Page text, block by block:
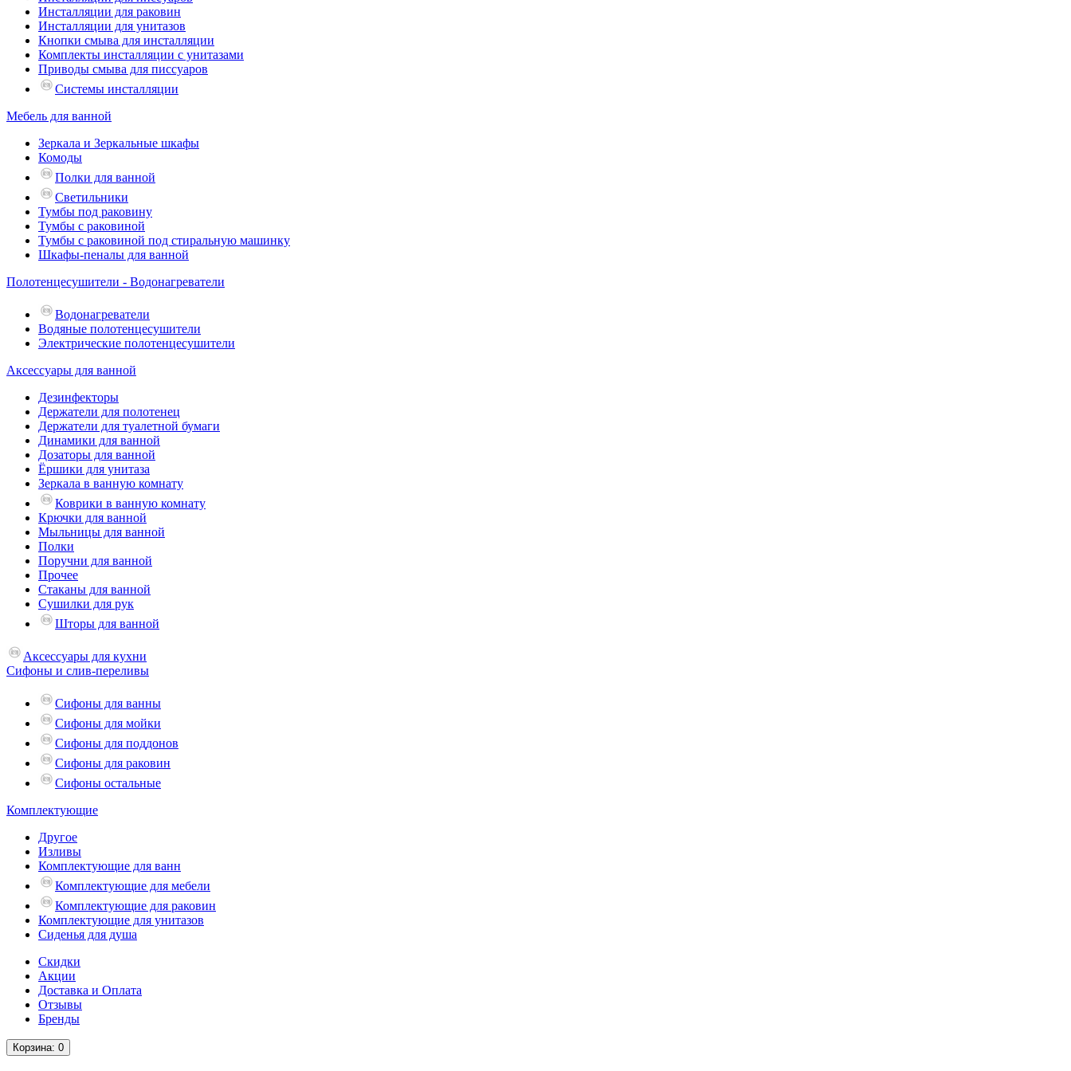
Инсталляции для раковин
Инсталляции для унитазов
Кнопки смыва для инсталляции
Комплекты инсталляции с унитазами
Приводы смыва для писсуаров
Системы инсталляции
Мебель для ванной
Зеркала и Зеркальные шкафы
Комоды
Полки для ванной
Светильники
Тумбы под раковину
Тумбы с раковиной
Тумбы с раковиной под стиральную машинку
Шкафы-пеналы для ванной
Полотенцесушители - Водонагреватели
Водонагреватели
Водяные полотенцесушители
Электрические полотенцесушители
Аксессуары для ванной
Дезинфекторы
Держатели для полотенец
Держатели для туалетной бумаги
Динамики для ванной
Дозаторы для ванной
Ёршики для унитаза
Зеркала в ванную комнату
Коврики в ванную комнату
Крючки для ванной
Мыльницы для ванной
Полки
Поручни для ванной
Прочее
Стаканы для ванной
Сушилки для рук
Шторы для ванной
Аксессуары для кухни
Сифоны и слив-переливы
Сифоны для ванны
Сифоны для мойки
Сифоны для поддонов
Сифоны для раковин
Сифоны остальные
Комплектующие
Другое
Изливы
Комплектующие для ванн
Комплектующие для мебели
Комплектующие для раковин
Комплектующие для унитазов
Сиденья для душа
Скидки
Акции
Доставка и Оплата
Отзывы
Бренды
Корзина: 0